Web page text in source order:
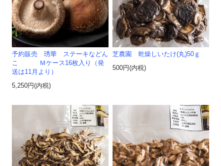
予約販売 琇華 ステーキなどん
こ Ｍケース16枚入り（発
送は11月より）
5,250円(内税)
芝農園 乾燥しいたけ(丸)50ｇ
500円(内税)